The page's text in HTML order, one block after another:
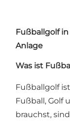
Fußballgolf
Anlage
Was ist
Fußballgolf
Fußball, Golf
brauchst,